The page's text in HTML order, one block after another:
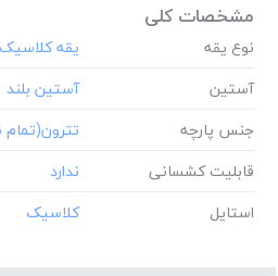
مشخصات کلی
نوع یقه
آستین
جنس پارچه
قابلیت کشسانی
استایل